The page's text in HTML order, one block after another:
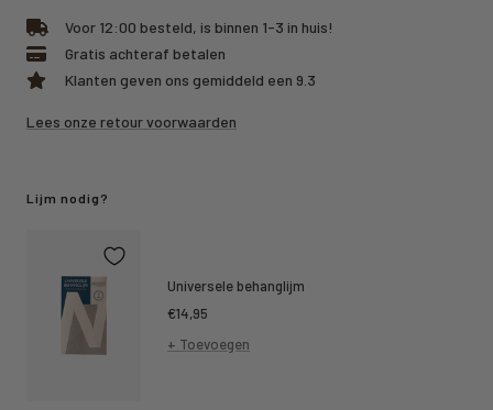
Voor 12:00 besteld, is binnen 1-3 in huis!
Gratis achteraf betalen
Klanten geven ons gemiddeld een 9.3
Lees onze retour voorwaarden
Lijm nodig?
Universele behanglijm
Kortings
prijs
€14,95
+ Toevoegen